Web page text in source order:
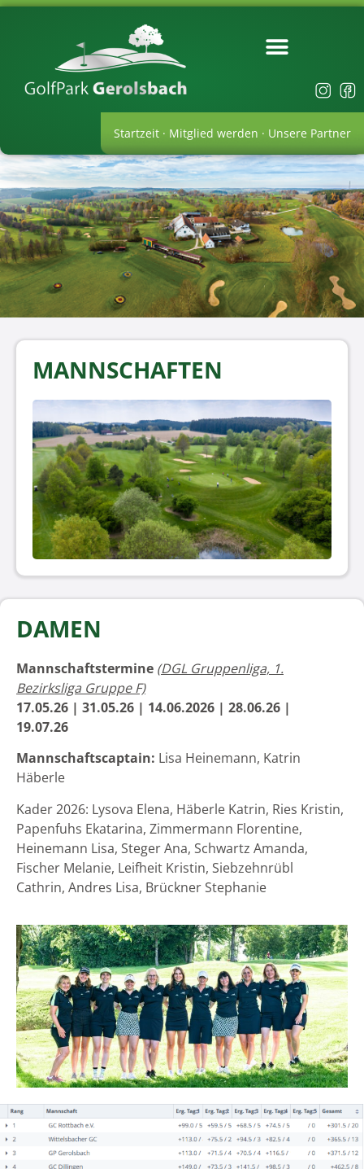
Startzeit · Mitglied werden · Unsere Partner
MANNSCHAFTEN
DAMEN
Mannschaftstermine (DGL Gruppenliga, 1.
Bezirksliga Gruppe F)
17.05.26 | 31.05.26 | 14.06.2026 | 28.06.26 |
19.07.26
Mannschaftscaptain: Lisa Heinemann, Katrin
Häberle
Kader 2026: Lysova Elena, Häberle Katrin, Ries Kristin,
Papenfuhs Ekatarina, Zimmermann Florentine,
Heinemann Lisa, Steger Ana, Schwartz Amanda,
Fischer Melanie, Leifheit Kristin, Siebzehnrübl
Cathrin, Andres Lisa, Brückner Stephanie